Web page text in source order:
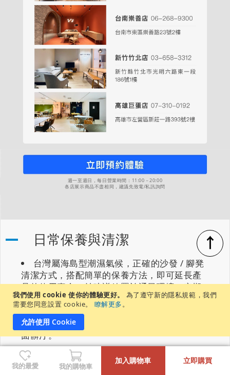
我們使用 cookie 使你的體驗更好。
為了遵守新的隱私規範，我們
需要您同意設置 cookie。
瞭解更多。
允許使用 Cookie
週一至週日，每日營業時間：11:00－20:00
各店展示商品不盡相同，建議先致電/私訊詢問
日常保養與清潔
台灣屬海島型潮濕氣候，正確的沙發 / 腳凳
清潔方式，搭配簡單的保養方法，即可延長產
品的使用壽命；並建議放置於通風環境、定期
除溼，避免直接曝曬於陽光下。
灰塵：可使用軟毛撣子清掃、吸塵器清除表
面髒汙。
污漬：布面可使用乾淨的濕布進行局部清
潔，若為全牛皮沙發則可使用皮革清潔劑進行
↑
我的最愛 我的購物車
加入購物車 立即購買
+
-